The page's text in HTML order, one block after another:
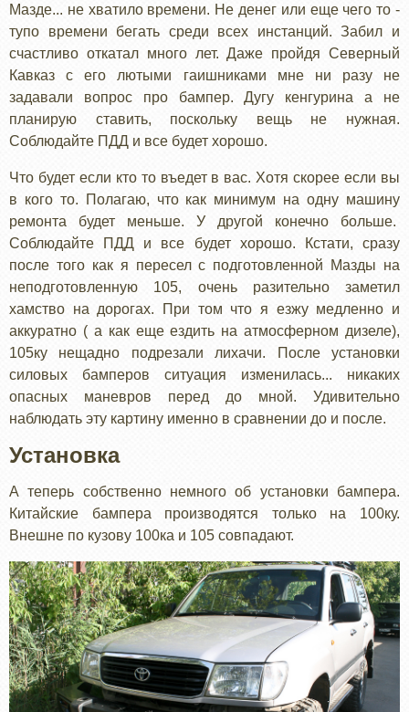
Мазде... не хватило времени. Не денег или еще чего то -
тупо времени бегать среди всех инстанций. Забил и
счастливо откатал много лет. Даже пройдя Северный
Кавказ с его лютыми гаишниками мне ни разу не
задавали вопрос про бампер. Дугу кенгурина а не
планирую ставить, поскольку вещь не нужная.
Соблюдайте ПДД и все будет хорошо.
Что будет если кто то въедет в вас. Хотя скорее если вы
в кого то. Полагаю, что как минимум на одну машину
ремонта будет меньше. У другой конечно больше.
Соблюдайте ПДД и все будет хорошо. Кстати, сразу
после того как я пересел с подготовленной Мазды на
неподготовленную 105, очень разительно заметил
хамство на дорогах. При том что я езжу медленно и
аккуратно ( а как еще ездить на атмосферном дизеле),
105ку нещадно подрезали лихачи. После установки
силовых бамперов ситуация изменилась... никаких
опасных маневров перед до мной. Удивительно
наблюдать эту картину именно в сравнении до и после.
Установка
А теперь собственно немного об установки бампера.
Китайские бампера производятся только на 100ку.
Внешне по кузову 100ка и 105 совпадают.